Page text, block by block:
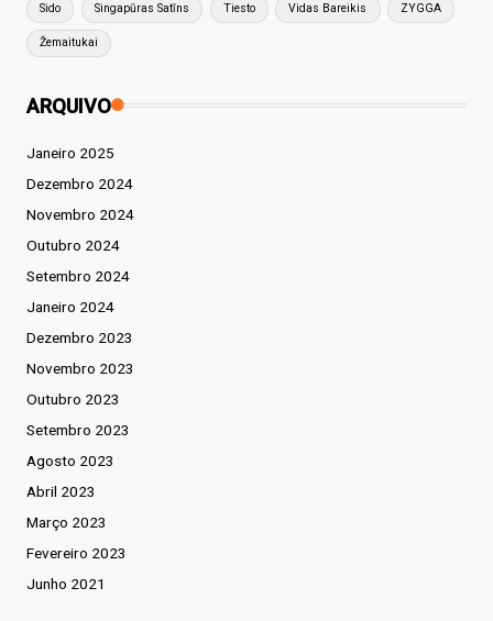
Sido Singapūras Satīns Tiesto Vidas Bareikis ZYGGA
Žemaitukai
ARQUIVO
Janeiro 2025
Dezembro 2024
Novembro 2024
Outubro 2024
Setembro 2024
Janeiro 2024
Dezembro 2023
Novembro 2023
Outubro 2023
Setembro 2023
Agosto 2023
Abril 2023
Março 2023
Fevereiro 2023
Junho 2021